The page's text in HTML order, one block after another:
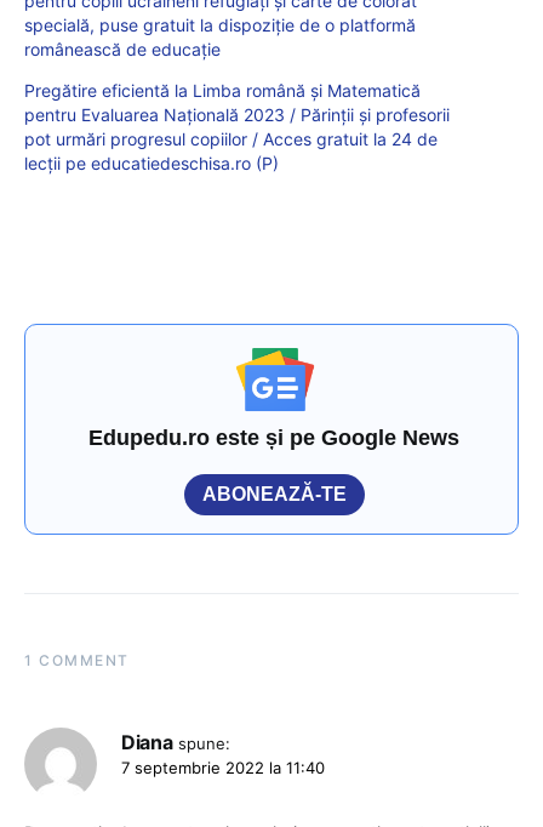
specială, puse gratuit la dispoziție de o platformă
românească de educație
Pregătire eficientă la Limba română și Matematică
pentru Evaluarea Națională 2023 / Părinții și profesorii
pot urmări progresul copiilor / Acces gratuit la 24 de
lecții pe educatiedeschisa.ro (P)
Edupedu.ro este și pe Google News
ABONEAZĂ-TE
1 COMMENT
Diana spune:
7 septembrie 2022 la 11:40